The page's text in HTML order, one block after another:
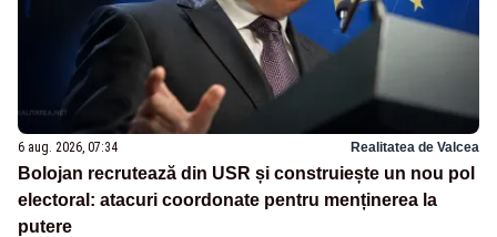
6 aug. 2026, 07:34 Realitatea de Valcea
Bolojan recrutează din USR și construiește un nou pol
electoral: atacuri coordonate pentru menținerea la
putere